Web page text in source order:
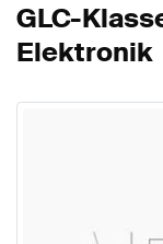
GLC-
Elektronik